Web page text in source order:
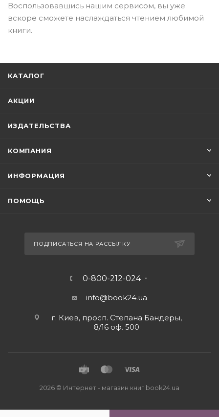
Воспользовавшись нашим сервисом, вы уже
вскоре сможете наслаждаться чтением любимой
книги.
КАТАЛОГ
АКЦИИ
ИЗДАТЕЛЬСТВА
КОМПАНИЯ
ИНФОРМАЦИЯ
ПОМОЩЬ
ПОДПИСАТЬСЯ НА РАССЫЛКУ
0-800-212-024
info@book24.ua
г. Киев, просп. Степана Бандеры,
8/16 оф. 500
2026 © Интернет - магазин книг book24.ua